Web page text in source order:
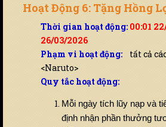
Hoạt Động 6: Tặng Hồng
Thời gian hoạt động: 00:01
26/03/2026
Phạm vi hoạt động: tất cả
<Naruto>
Quy tắc hoạt động:
Mỗi ngày tích lũy nạp và
định nhận phần thưởng